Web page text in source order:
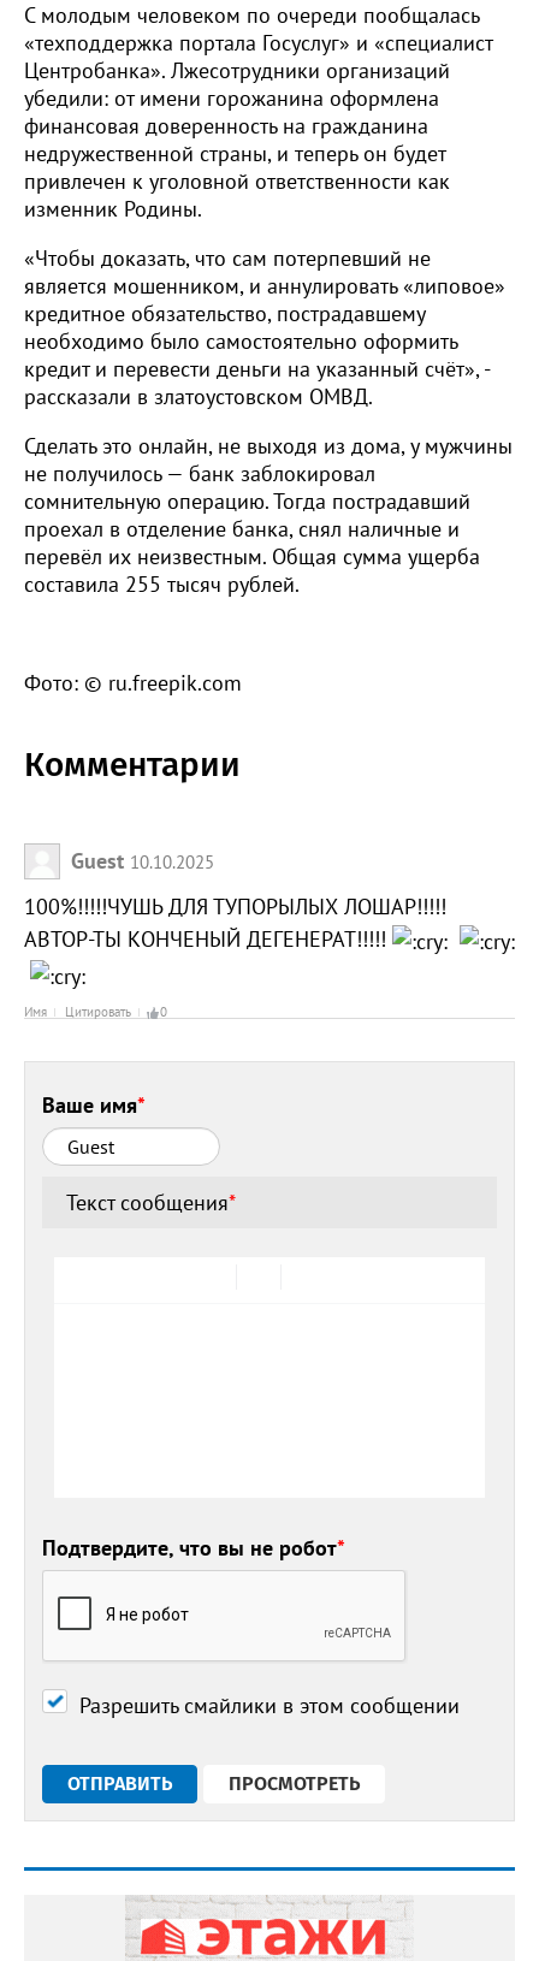
С молодым человеком по очереди пообщалась
«техподдержка портала Госуслуг» и «специалист
Центробанка». Лжесотрудники организаций
убедили: от имени горожанина оформлена
финансовая доверенность на гражданина
недружественной страны, и теперь он будет
привлечен к уголовной ответственности как
изменник Родины.
«Чтобы доказать, что сам потерпевший не
является мошенником, и аннулировать «липовое»
кредитное обязательство, пострадавшему
необходимо было самостоятельно оформить
кредит и перевести деньги на указанный счёт», -
рассказали в златоустовском ОМВД.
Сделать это онлайн, не выходя из дома, у мужчины
не получилось — банк заблокировал
сомнительную операцию. Тогда пострадавший
проехал в отделение банка, снял наличные и
перевёл их неизвестным. Общая сумма ущерба
составила 255 тысяч рублей.
Фото: © ru.freepik.com
Комментарии
Guest 10.10.2025
100%!!!!!ЧУШЬ ДЛЯ ТУПОРЫЛЫХ ЛОШАР!!!!!
АВТОР-ТЫ КОНЧЕНЫЙ ДЕГЕНЕРАТ!!!!!
Имя Цитировать 0
Ваше имя*
Текст сообщения*
Подтвердите, что вы не робот*
Разрешить смайлики в этом сообщении